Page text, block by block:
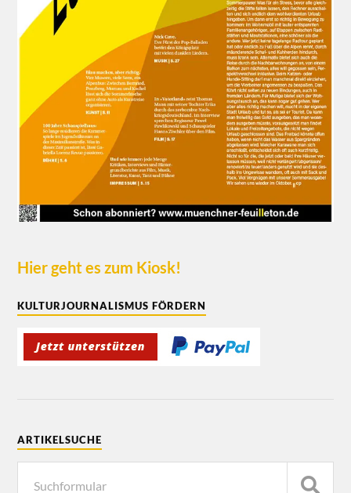
Hier geht es zum Kiosk!
KULTURJOURNALISMUS FÖRDERN
ARTIKELSUCHE